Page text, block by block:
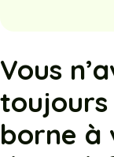
Vous
toujours
borne à